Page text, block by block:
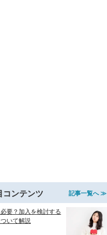
コンテンツ 記事一覧へ ≫
要？加入を検討する
いて解説